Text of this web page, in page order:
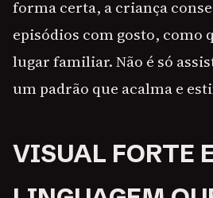
forma certa, a criança
episódios com gosto, como
lugar familiar. Não é só
um padrão que acalma e
VISUAL FORTE